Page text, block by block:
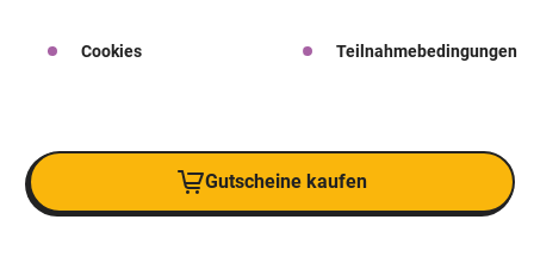
Cookies Teilnahmebedingungen
Gutscheine kaufen